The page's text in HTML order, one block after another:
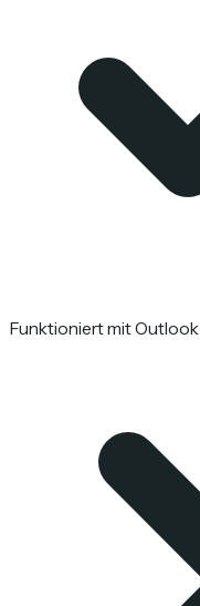
Funktioniert mit Outlook